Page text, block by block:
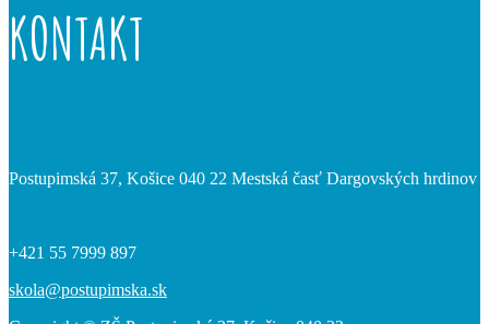
KONTAKT
Postupimská 37, Košice 040 22 Mestská časť Dargovských hrdinov
+421 55 7999 897
skola@postupimska.sk